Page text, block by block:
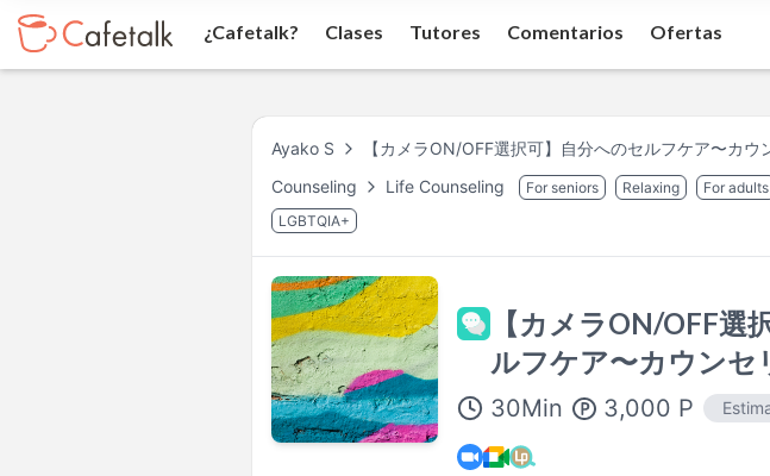
¿Cafetalk? Clases Tutores Comentarios Ofertas
Ayako S
【カメラON/OFF選択可】自分へのセルフケア〜カウ
Counseling
Life Counseling For seniors Relaxing For adults
LGBTQIA+
【カメラON/OFF選
ルフケア〜カウンセ
30Min 3,000 P